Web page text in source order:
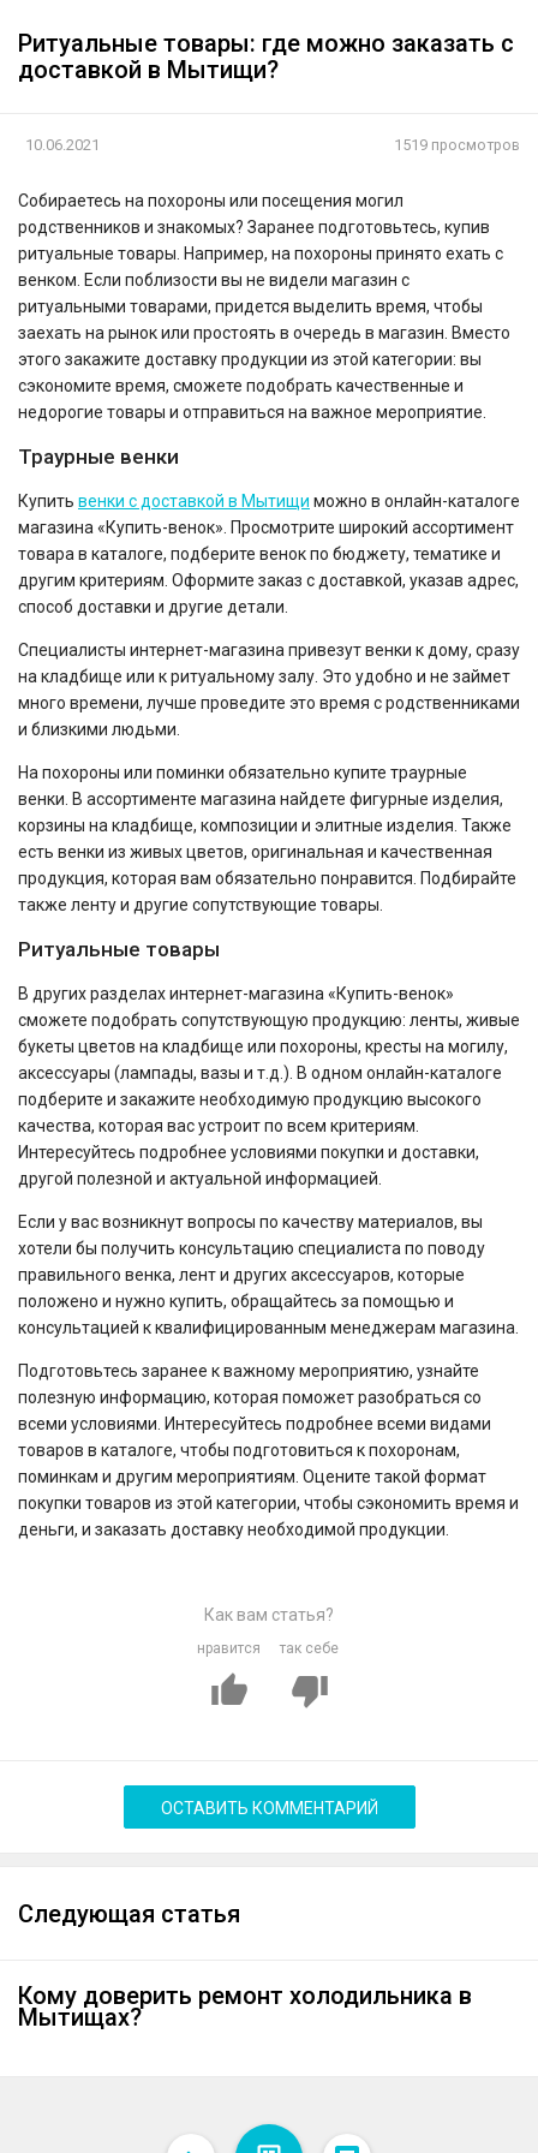
Ритуальные товары: где можно заказать с
доставкой в Мытищи?
1519 просмотров
10.06.2021
Собираетесь на похороны или посещения могил
родственников и знакомых? Заранее подготовьтесь, купив
ритуальные товары. Например, на похороны принято ехать с
венком. Если поблизости вы не видели магазин с
ритуальными товарами, придется выделить время, чтобы
заехать на рынок или простоять в очередь в магазин. Вместо
этого закажите доставку продукции из этой категории: вы
сэкономите время, сможете подобрать качественные и
недорогие товары и отправиться на важное мероприятие.
Траурные венки
Купить венки с доставкой в Мытищи можно в онлайн-каталоге
магазина «Купить-венок». Просмотрите широкий ассортимент
товара в каталоге, подберите венок по бюджету, тематике и
другим критериям. Оформите заказ с доставкой, указав адрес,
способ доставки и другие детали.
Специалисты интернет-магазина привезут венки к дому, сразу
на кладбище или к ритуальному залу. Это удобно и не займет
много времени, лучше проведите это время с родственниками
и близкими людьми.
На похороны или поминки обязательно купите траурные
венки. В ассортименте магазина найдете фигурные изделия,
корзины на кладбище, композиции и элитные изделия. Также
есть венки из живых цветов, оригинальная и качественная
продукция, которая вам обязательно понравится. Подбирайте
также ленту и другие сопутствующие товары.
Ритуальные товары
В других разделах интернет-магазина «Купить-венок»
сможете подобрать сопутствующую продукцию: ленты, живые
букеты цветов на кладбище или похороны, кресты на могилу,
аксессуары (лампады, вазы и т.д.). В одном онлайн-каталоге
подберите и закажите необходимую продукцию высокого
качества, которая вас устроит по всем критериям.
Интересуйтесь подробнее условиями покупки и доставки,
другой полезной и актуальной информацией.
Если у вас возникнут вопросы по качеству материалов, вы
хотели бы получить консультацию специалиста по поводу
правильного венка, лент и других аксессуаров, которые
положено и нужно купить, обращайтесь за помощью и
консультацией к квалифицированным менеджерам магазина.
Подготовьтесь заранее к важному мероприятию, узнайте
полезную информацию, которая поможет разобраться со
всеми условиями. Интересуйтесь подробнее всеми видами
товаров в каталоге, чтобы подготовиться к похоронам,
поминкам и другим мероприятиям. Оцените такой формат
покупки товаров из этой категории, чтобы сэкономить время и
деньги, и заказать доставку необходимой продукции.
Как вам статья?
нравится так себе
ОСТАВИТЬ КОММЕНТАРИЙ
Следующая статья
Кому доверить ремонт холодильника в
Мытищах?